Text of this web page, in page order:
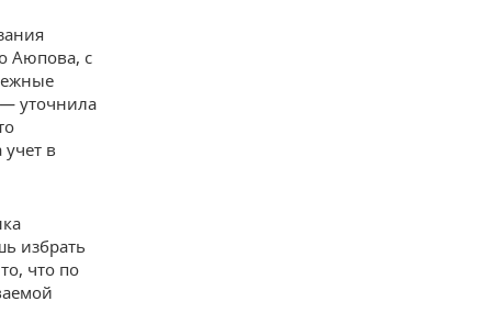
Аюпова, с
уточнила
в
избрать
что по